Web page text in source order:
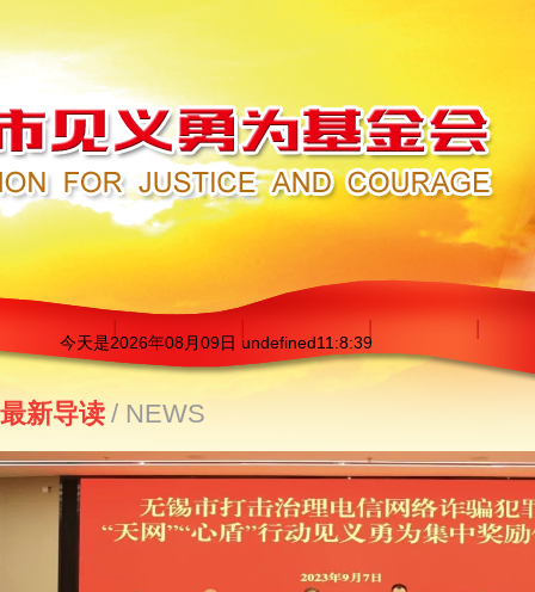
今天是2026年08月09日 undefined11:8:39
最新导读 / NEWS